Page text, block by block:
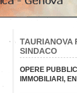
TAURIANOVA
SINDACO
OPERE
IMMOBILIARI,